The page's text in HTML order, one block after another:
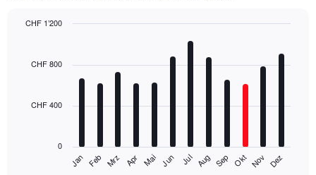
with
The
Jan Feb Mrz Apr Mai Jun Jul Aug Sep Okt Nov Dez
0
CHF 400
CHF 800
CHF 1’200